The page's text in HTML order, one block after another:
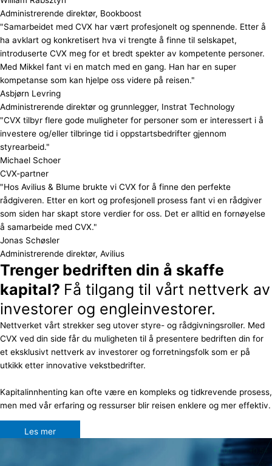
Administrerende direktør, Bookboost
"Samarbeidet med CVX har vært profesjonelt og spennende. Etter å
ha avklart og konkretisert hva vi trengte å finne til selskapet,
introduserte CVX meg for et bredt spekter av kompetente personer.
Med Mikkel fant vi en match med en gang. Han har en super
kompetanse som kan hjelpe oss videre på reisen."
Asbjørn Levring
Administrerende direktør og grunnlegger, Instrat Technology
"CVX tilbyr flere gode muligheter for personer som er interessert i å
investere og/eller tilbringe tid i oppstartsbedrifter gjennom
styrearbeid."
Michael Schoer
CVX-partner
"Hos Avilius & Blume brukte vi CVX for å finne den perfekte
rådgiveren. Etter en kort og profesjonell prosess fant vi en rådgiver
som siden har skapt store verdier for oss. Det er alltid en fornøyelse
å samarbeide med CVX."
Jonas Schøsler
Administrerende direktør, Avilius
Trenger bedriften din å skaffe
kapital? Få tilgang til vårt nettverk av
investorer og engleinvestorer.
Nettverket vårt strekker seg utover styre- og rådgivningsroller. Med
CVX ved din side får du muligheten til å presentere bedriften din for
et eksklusivt nettverk av investorer og forretningsfolk som er på
utkikk etter innovative vekstbedrifter.
Kapitalinnhenting kan ofte være en kompleks og tidkrevende prosess,
men med vår erfaring og ressurser blir reisen enklere og mer effektiv.
Les mer